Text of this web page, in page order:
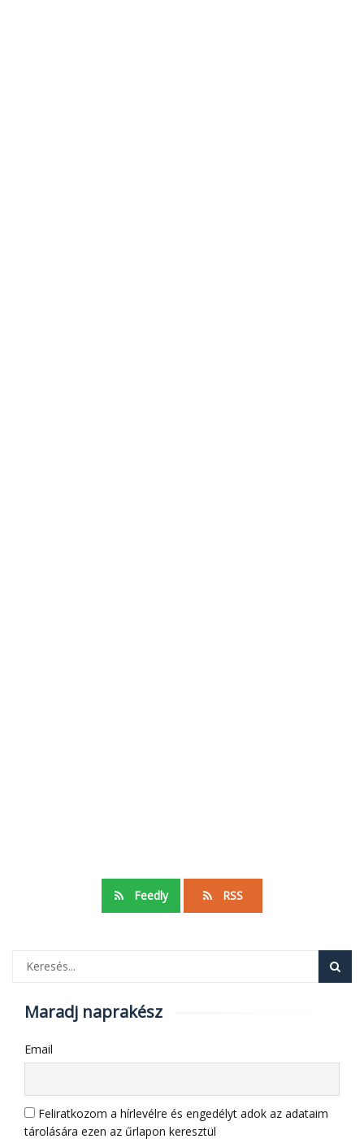
Feedly RSS
Maradj naprakész
Email
Feliratkozom a hírlevélre és engedélyt adok az adataim
tárolására ezen az űrlapon keresztül